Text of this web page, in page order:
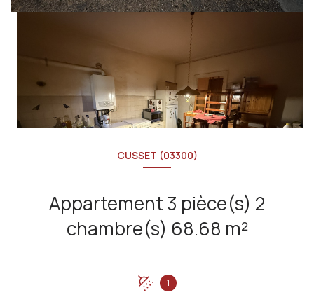
CUSSET (03300)
Appartement 3 pièce(s) 2
chambre(s) 68.68 m²
1